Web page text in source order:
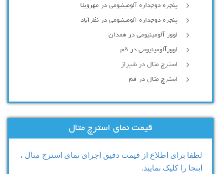
پنجره دوجداره آلومینیومی در مهرویلا
پنجره دوجداره آلومینیومی در نظرآباد
لوور آلومینیومی در همدان
لوورآلومینیومی در قم
استرچ متال در شیراز
استرچ متال در قم
قیمت نمای استرچ متال
لطفا برای اطلاع از قیمت دقیق اجرای نمای استرچ متال ،
اینجا را کلیک نمایید.